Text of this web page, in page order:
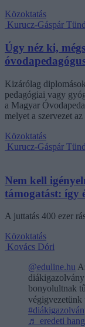
Közoktatás
Kurucz-Gáspár
Úgy néz ki,
Kizárólag
pedagógiai vagy
a Magyar
melyet a szervezet
Közoktatás
Kurucz-Gáspár
Nem kell
támogatást: így
A juttatás 400 ezer
Közoktatás
Kovács Dóri
@eduline.hu
bonyolultnak
végigvezetünk
♬ eredeti